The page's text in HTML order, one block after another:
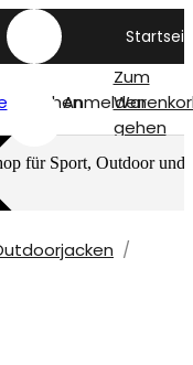
SuchenAnmelden
Zum
gehen
für Sport, Outdoor und